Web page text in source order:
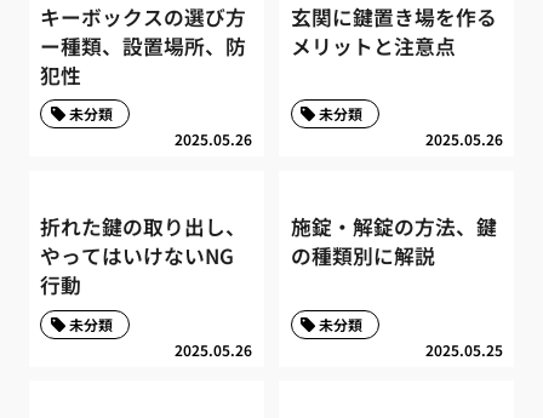
キーボックスの選び方
ー種類、設置場所、防
犯性
2025.05.26
未分類
玄関に鍵置き場を作る
メリットと注意点
2025.05.26
未分類
折れた鍵の取り出し、
やってはいけないNG
行動
2025.05.26
未分類
施錠・解錠の方法、鍵
の種類別に解説
2025.05.25
未分類